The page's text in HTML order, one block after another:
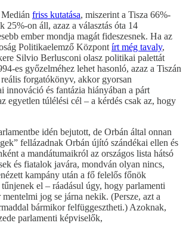
friss kutatása, miszerint a Tisza 66%-
25%-on áll, azaz a választás óta 14
ember mondja magát fideszesnek. Ha az
Politikaelemző Központ írt még tavaly,
Silvio Berlusconi olasz politikai palettát
es győzelméhez lehet hasonló, azaz a Tiszán
forgatókönyv, akkor gyorsan
innováció és fantázia hiányában a párt
egyetlen túlélési cél – a kérdés csak az, hogy
idén bejutott, de Orbán által onnan
fellázadnak Orbán újító szándékai ellen és
a mandátumaikról az országos lista hátsó
és fiatalok javára, mondván olyan nincs,
kampány után a fő felelős főnök
el – ráadásul úgy, hogy parlamenti
jog se járna nekik. (Persze, azt a
bármikor felfüggesztheti.) Azoknak,
parlamenti képviselők,